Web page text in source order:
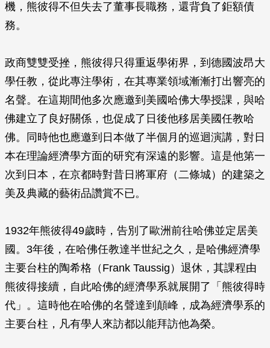
機，熊彼得不但失去了董事長職務，還背負了鉅額債
務。
政商雙雙受挫，熊彼得只得重返學術界，到德國波昂大
學任教，從此專注學術，在其專業領域漸漸打出響亮的
名聲。在這期間他多次應邀到美國哈佛大學授課，與哈
佛建立了良好關係，也促成了日後他移居美國任教哈
佛。同時他也應邀到日本做了半個月的巡迴演講，對日
本在理論經濟學方面的研究有深遠的影響。這是他第一
次到日本，在京都時對昔日將軍府（二條城）的建築之
美及典藏的藝術品讚賞不已。
1932年熊彼得49歲時，告別了歐洲前往哈佛並定居美
國。3年後，在哈佛任教達半世紀之久，是哈佛經濟學
主要台柱的陶希格（Frank Taussig）退休，其課程由
熊彼得接續，自此哈佛的經濟學系就展開了「熊彼得時
代」。這時他在哈佛的名聲達到顛峰，成為經濟學系的
主要台柱，凡有學人來訪都以能拜訪他為榮。